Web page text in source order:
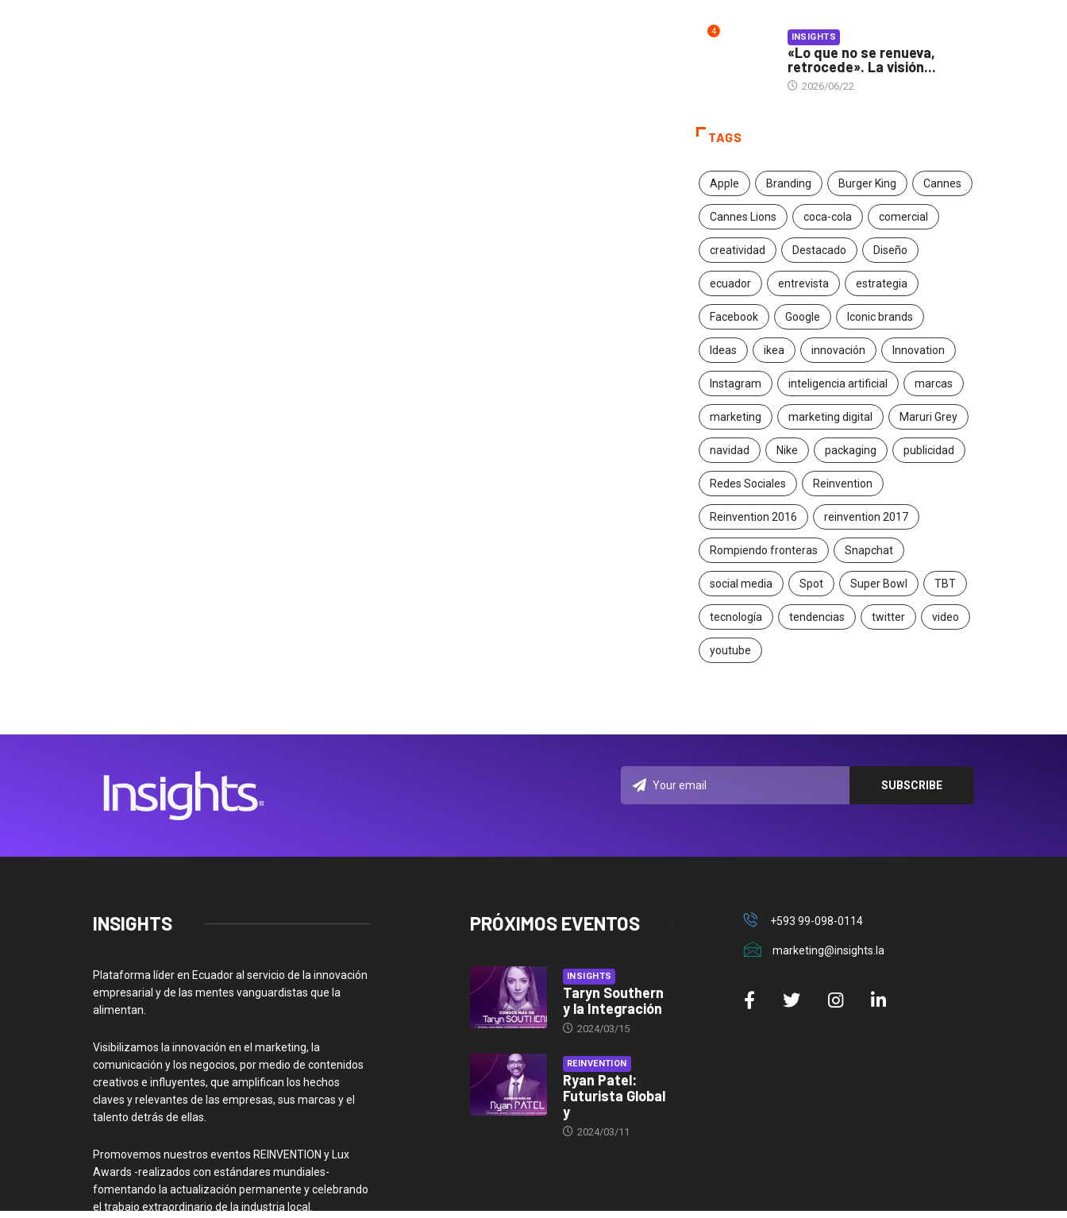
4 INSIGHTS
«Lo que no se renueva,
retrocede». La visión...
2026/06/22
TAGS
Apple Branding Burger King Cannes
Cannes Lions coca-cola comercial
creatividad Destacado Diseño
ecuador entrevista estrategia
Facebook Google Iconic brands
Ideas ikea innovación Innovation
Instagram inteligencia artificial marcas
marketing marketing digital Maruri Grey
navidad Nike packaging publicidad
Redes Sociales Reinvention
Reinvention 2016 reinvention 2017
Rompiendo fronteras Snapchat
social media Spot Super Bowl TBT
tecnología tendencias twitter video
youtube
INSIGHTS
Plataforma líder en Ecuador al servicio de la innovación
empresarial y de las mentes vanguardistas que la
alimentan.
Visibilizamos la innovación en el marketing, la
comunicación y los negocios, por medio de contenidos
creativos e influyentes, que amplifican los hechos
claves y relevantes de las empresas, sus marcas y el
talento detrás de ellas.
Promovemos nuestros eventos REINVENTION y Lux
Awards -realizados con estándares mundiales-
fomentando la actualización permanente y celebrando
el trabajo extraordinario de la industria local.
PRÓXIMOS EVENTOS
INSIGHTS
Taryn Southern
y la Integración
2024/03/15
REINVENTION
Ryan Patel:
Futurista Global
y
2024/03/11
+593 99-098-0114
marketing@insights.la